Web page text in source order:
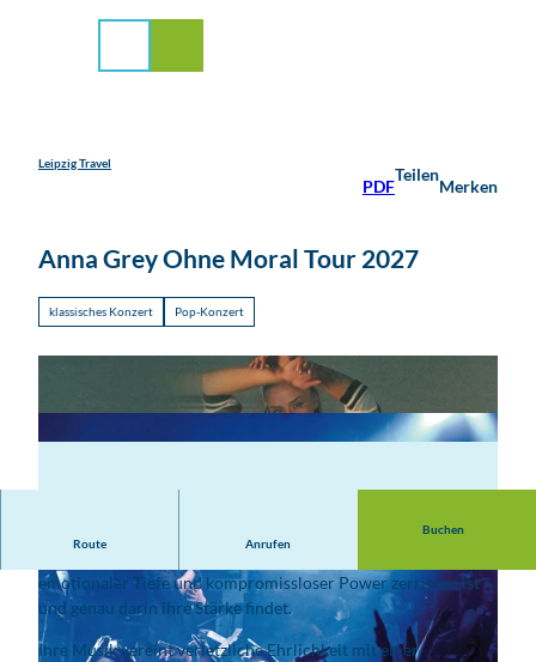
Leipzig Travel
PDF
Teilen
Merken
Anna Grey Ohne Moral Tour 2027
klassisches Konzert Pop-Konzert
Route Anrufen
Buchen
emotionaler Tiefe und kompromissloser Power zerrissen ist –
und genau darin ihre Stärke findet.
Ihre Musik vereint verletzliche Ehrlichkeit mit einer